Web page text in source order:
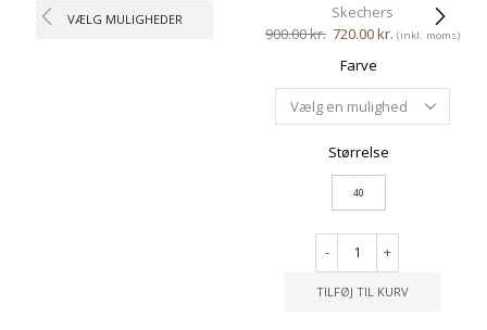
VÆLG MULIGHEDER
Skechers
900.00kr. 720.00kr. (inkl. moms)
Farve
Størrelse
40
- +
TILFØJ TIL KURV